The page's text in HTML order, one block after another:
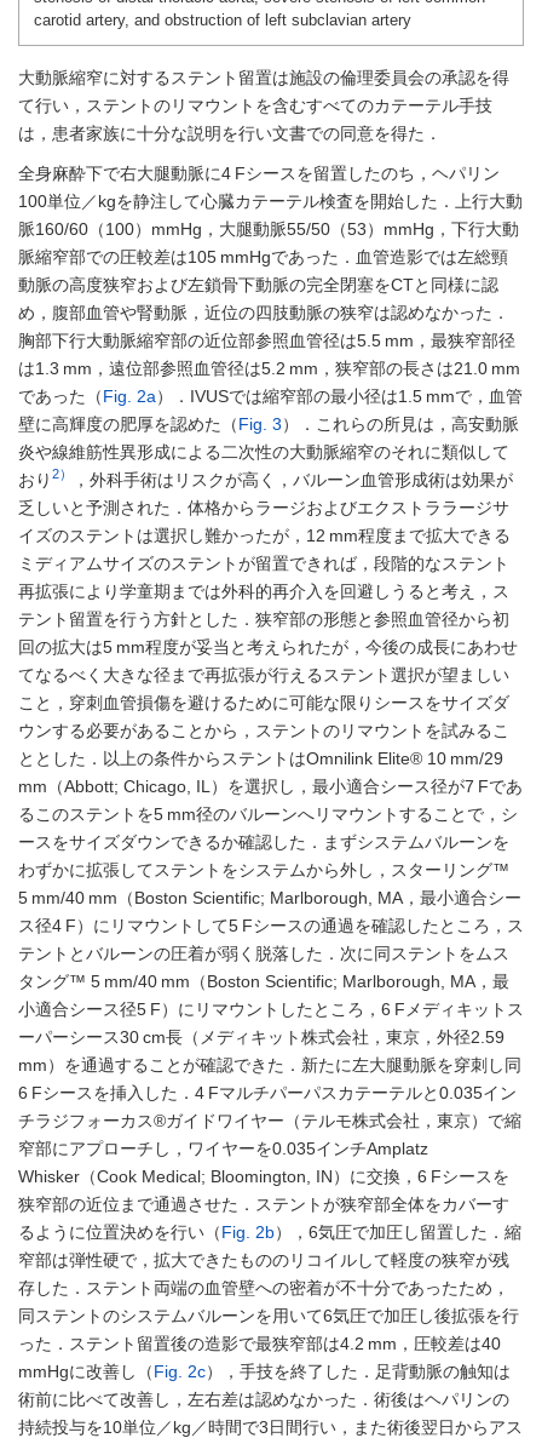
carotid artery, and obstruction of left subclavian artery
大動脈縮窄に対するステント留置は施設の倫理委員会の承認を得
て行い，ステントのリマウントを含むすべてのカテーテル手技
は，患者家族に十分な説明を行い文書での同意を得た．
全身麻酔下で右大腿動脈に4 Fシースを留置したのち，ヘパリン
100単位／kgを静注して心臓カテーテル検査を開始した．上行大動
脈160/60（100）mmHg，大腿動脈55/50（53）mmHg，下行大動
脈縮窄部での圧較差は105 mmHgであった．血管造影では左総頸
動脈の高度狭窄および左鎖骨下動脈の完全閉塞をCTと同様に認
め，腹部血管や腎動脈，近位の四肢動脈の狭窄は認めなかった．
胸部下行大動脈縮窄部の近位部参照血管径は5.5 mm，最狭窄部径
は1.3 mm，遠位部参照血管径は5.2 mm，狭窄部の長さは21.0 mm
であった（Fig. 2a）．IVUSでは縮窄部の最小径は1.5 mmで，血管
壁に高輝度の肥厚を認めた（Fig. 3）．これらの所見は，高安動脈
炎や線維筋性異形成による二次性の大動脈縮窄のそれに類似して
おり 2）
，外科手術はリスクが高く，バルーン血管形成術は効果が
乏しいと予測された．体格からラージおよびエクストララージサ
イズのステントは選択し難かったが，12 mm程度まで拡大できる
ミディアムサイズのステントが留置できれば，段階的なステント
再拡張により学童期までは外科的再介入を回避しうると考え，ス
テント留置を行う方針とした．狭窄部の形態と参照血管径から初
回の拡大は5 mm程度が妥当と考えられたが，今後の成長にあわせ
てなるべく大きな径まで再拡張が行えるステント選択が望ましい
こと，穿刺血管損傷を避けるために可能な限りシースをサイズダ
ウンする必要があることから，ステントのリマウントを試みるこ
ととした．以上の条件からステントはOmnilink Elite® 10 mm/29
mm（Abbott; Chicago, IL）を選択し，最小適合シース径が7 Fであ
るこのステントを5 mm径のバルーンへリマウントすることで，シ
ースをサイズダウンできるか確認した．まずシステムバルーンを
わずかに拡張してステントをシステムから外し，スターリング™
5 mm/40 mm（Boston Scientific; Marlborough, MA，最小適合シー
ス径4 F）にリマウントして5 Fシースの通過を確認したところ，ス
テントとバルーンの圧着が弱く脱落した．次に同ステントをムス
タング™ 5 mm/40 mm（Boston Scientific; Marlborough, MA，最
小適合シース径5 F）にリマウントしたところ，6 Fメディキットス
ーパーシース30 cm長（メディキット株式会社，東京，外径2.59
mm）を通過することが確認できた．新たに左大腿動脈を穿刺し同
6 Fシースを挿入した．4 Fマルチパーパスカテーテルと0.035イン
チラジフォーカス®ガイドワイヤー（テルモ株式会社，東京）で縮
窄部にアプローチし，ワイヤーを0.035インチAmplatz
Whisker（Cook Medical; Bloomington, IN）に交換，6 Fシースを
狭窄部の近位まで通過させた．ステントが狭窄部全体をカバーす
るように位置決めを行い（Fig. 2b），6気圧で加圧し留置した．縮
窄部は弾性硬で，拡大できたもののリコイルして軽度の狭窄が残
存した．ステント両端の血管壁への密着が不十分であったため，
同ステントのシステムバルーンを用いて6気圧で加圧し後拡張を行
った．ステント留置後の造影で最狭窄部は4.2 mm，圧較差は40
mmHgに改善し（Fig. 2c），手技を終了した．足背動脈の触知は
術前に比べて改善し，左右差は認めなかった．術後はヘパリンの
持続投与を10単位／kg／時間で3日間行い，また術後翌日からアス